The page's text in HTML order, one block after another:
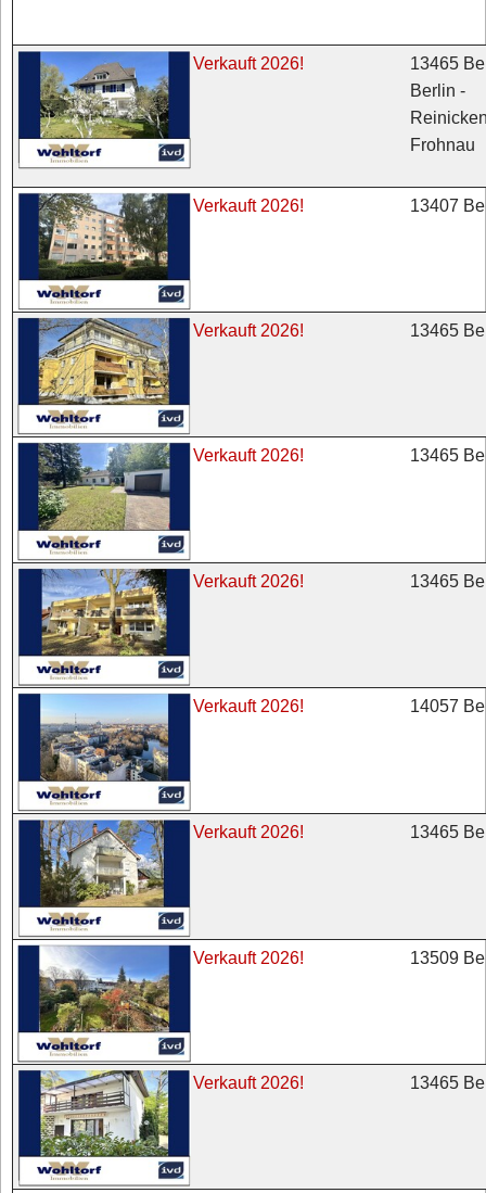
Verkauft 2026!
13465
Berlin -
Frohnau
Verkauft 2026! 13407
Verkauft 2026! 13465
Verkauft 2026! 13465
Verkauft 2026! 13465
Verkauft 2026! 14057
Verkauft 2026! 13465
Verkauft 2026! 13509
Verkauft 2026! 13465